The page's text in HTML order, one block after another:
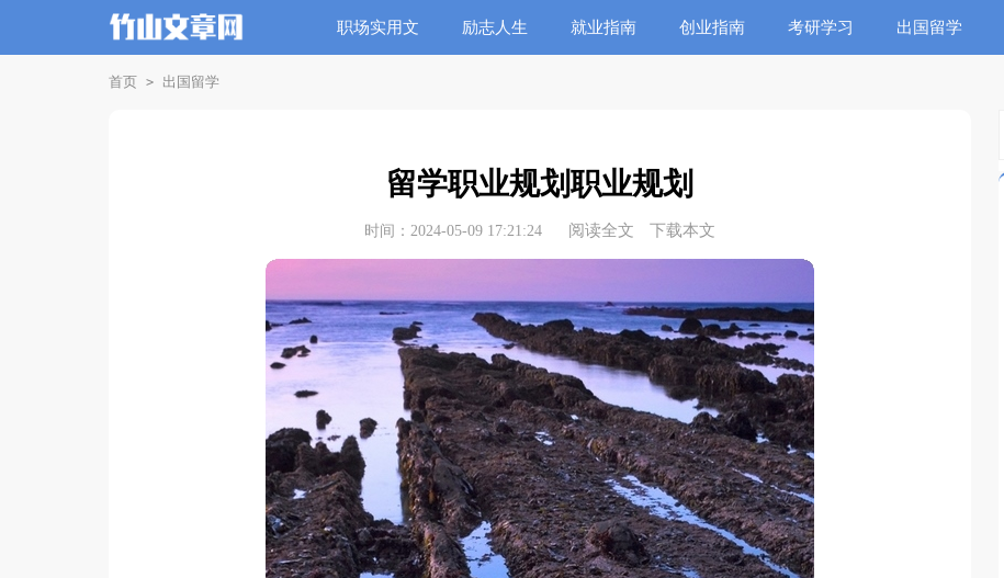
职场实用文 励志人生 就业指南 创业指南 考研学习 出国留学
首页 > 出国留学
留学职业规划职业规划
时间：2024-05-09 17:21:24 阅读全文 下载本文